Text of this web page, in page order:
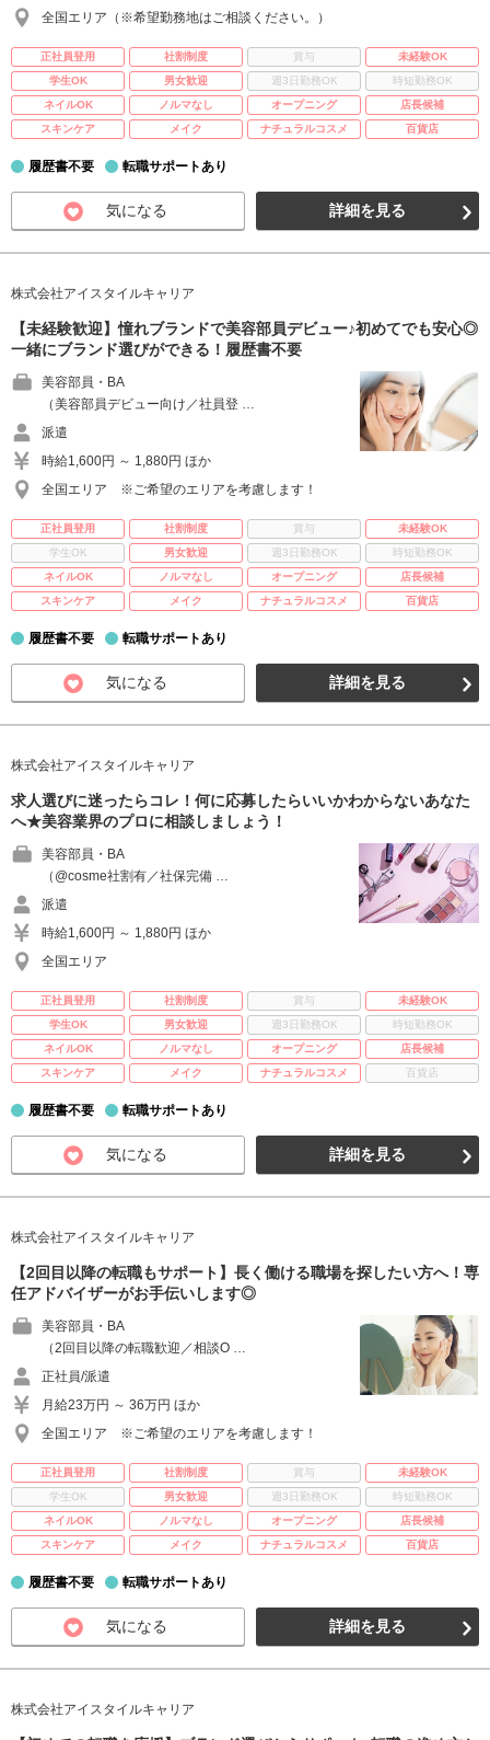
全国エリア（※希望勤務地はご相談ください。）
正社員登用 社割制度 賞与
未経験OK
学生OK
男女歓迎 週3日勤務OK
時短勤務OK
ネイルOK
ノルマなし オープニング
店長候補
スキンケア
メイク ナチュラルコスメ 百貨店
履歴書不要 転職サポートあり
気になる 詳細を見る
株式会社アイスタイルキャリア
【未経験歓迎】憧れブランドで美容部員デビュー♪初めてでも安心◎
一緒にブランド選びができる！履歴書不要
美容部員・BA
（美容部員デビュー向け／社員登 …
派遣
時給1,600円 ～ 1,880円 ほか
全国エリア ※ご希望のエリアを考慮します！
正社員登用 社割制度 賞与
未経験OK
学生OK
男女歓迎 週3日勤務OK
時短勤務OK
ネイルOK
ノルマなし オープニング
店長候補
スキンケア
メイク ナチュラルコスメ 百貨店
履歴書不要 転職サポートあり
気になる 詳細を見る
株式会社アイスタイルキャリア
求人選びに迷ったらコレ！何に応募したらいいかわからないあなた
へ★美容業界のプロに相談しましょう！
美容部員・BA
（@cosme社割有／社保完備 …
派遣
時給1,600円 ～ 1,880円 ほか
全国エリア
正社員登用 社割制度 賞与
未経験OK
学生OK
男女歓迎 週3日勤務OK
時短勤務OK
ネイルOK
ノルマなし オープニング
店長候補
スキンケア
メイク ナチュラルコスメ 百貨店
履歴書不要 転職サポートあり
気になる 詳細を見る
株式会社アイスタイルキャリア
【2回目以降の転職もサポート】長く働ける職場を探したい方へ！専
任アドバイザーがお手伝いします◎
美容部員・BA
（2回目以降の転職歓迎／相談O …
正社員/派遣
月給23万円 ～ 36万円 ほか
全国エリア ※ご希望のエリアを考慮します！
正社員登用 社割制度 賞与
未経験OK
学生OK
男女歓迎 週3日勤務OK
時短勤務OK
ネイルOK
ノルマなし オープニング
店長候補
スキンケア
メイク ナチュラルコスメ 百貨店
履歴書不要 転職サポートあり
気になる 詳細を見る
株式会社アイスタイルキャリア